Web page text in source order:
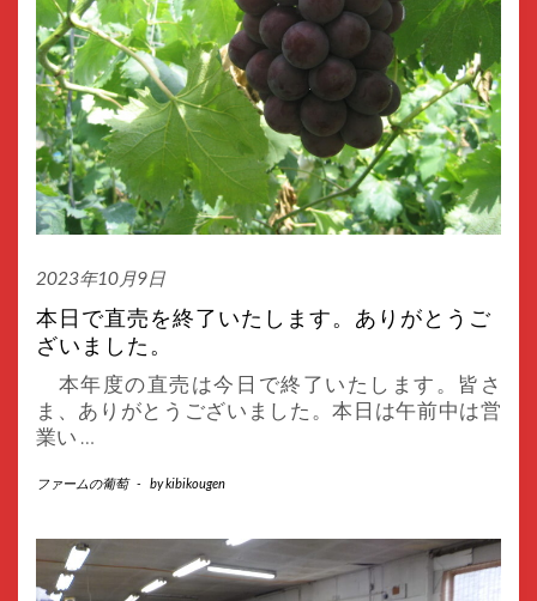
2023年10月9日
本日で直売を終了いたします。ありがとうご
ざいました。
本年度の直売は今日で終了いたします。皆さ
ま、ありがとうございました。本日は午前中は営
業い …
ファームの葡萄 - bykibikougen